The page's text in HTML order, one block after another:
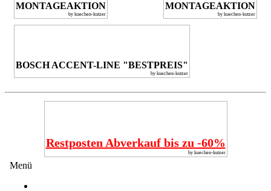
MONTAGEAKTION
by kuechen-kutzer
MONTAGEAKTION
by kuechen-kutzer
BOSCH ACCENT-LINE "BESTPREIS"
by kuechen-kutzer
Restposten Abverkauf bis zu -60%
by kuechen-kutzer
Menü